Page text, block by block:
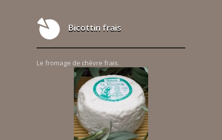
Bicottin frais
Le fromage de chèvre frais.